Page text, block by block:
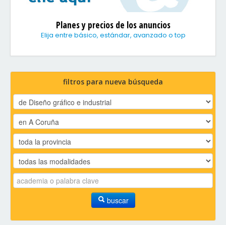
Planes y precios de los anuncios
Elija entre básico, estándar, avanzado o top
filtros para nueva búsqueda
buscar